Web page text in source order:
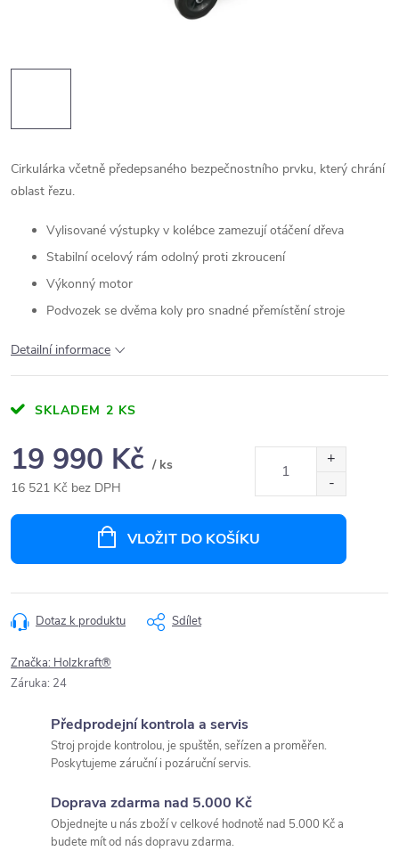
Cirkulárka včetně předepsaného bezpečnostního prvku, který chrání
oblast řezu.
Vylisované výstupky v kolébce zamezují otáčení dřeva
Stabilní ocelový rám odolný proti zkroucení
Výkonný motor
Podvozek se dvěma koly pro snadné přemístění stroje
Detailní informace
SKLADEM 2 KS
19 990 Kč / ks
16 521 Kč bez DPH
VLOŽIT DO KOŠÍKU
Dotaz k produktu Sdílet
Značka: Holzkraft®
Záruka: 24
Předprodejní kontrola a servis
Stroj projde kontrolou, je spuštěn, seřízen a proměřen.
Poskytujeme záruční i pozáruční servis.
Doprava zdarma nad 5.000 Kč
Objednejte u nás zboží v celkové hodnotě nad 5.000 Kč a
budete mít od nás dopravu zdarma.